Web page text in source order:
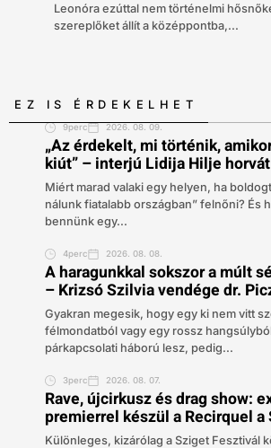
Leonóra ezúttal nem történelmi
szereplőket állít a középpontba,...
EZ IS ÉRDEKELHET
9perc 2026. 08. 09.
„Az érdekelt, mi történik,
kiút” – interjú Lidija Hilje
Miért marad valaki egy helyen, ha
nálunk fiatalabb országban” felnőni? És
bennünk egy...
4perc 2026. 08. 08.
A haragunkkal sokszor a múlt
– Krizsó Szilvia vendége dr.
Gyakran megesik, hogy egy ki nem vitt
félmondatból vagy egy rossz
párkapcsolati háború lesz, pedig...
3perc 2026. 08. 07.
Rave, újcirkusz és drag show:
premierrel készül a Recirquel a
Különleges, kizárólag a Sziget Fesztivál